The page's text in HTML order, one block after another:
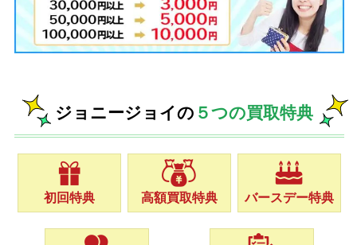
ジョニージョイの ５つの買取特典
初回特典 高額買取特典 バースデー特典